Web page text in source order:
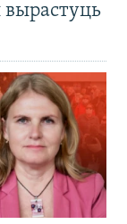
вырастуць